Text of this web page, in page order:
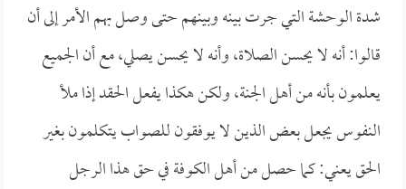
شدة الوحشة التي جرت بينه وبينهم حتى وصل بهم الأمر إلى أن
قالوا: أنه لا يحسن الصلاة، وأنه لا يحسن يصلي، مع أن الجميع
يعلمون بأنه من أهل الجنة، ولكن هكذا يفعل الحقد إذا ملأ
النفوس يجعل بعض الذين لا يوفقون للصواب يتكلمون بغير
الحق يعني: كما حصل من أهل الكوفة في حق هذا الرجل